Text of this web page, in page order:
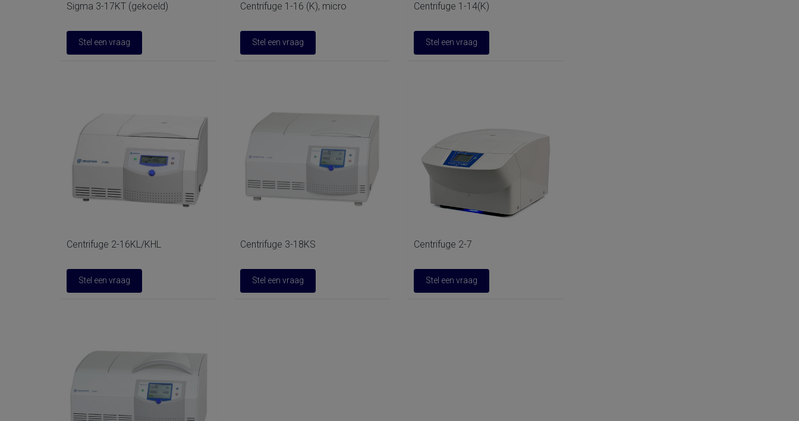
Sigma 3-17KT (gekoeld)
Stel een vraag
Centrifuge 1-16 (K), micro
Stel een vraag
Centrifuge 1-14(K)
Stel een vraag
Centrifuge 2-16KL/KHL
Stel een vraag
Centrifuge 3-18KS
Stel een vraag
Centrifuge 2-7
Stel een vraag